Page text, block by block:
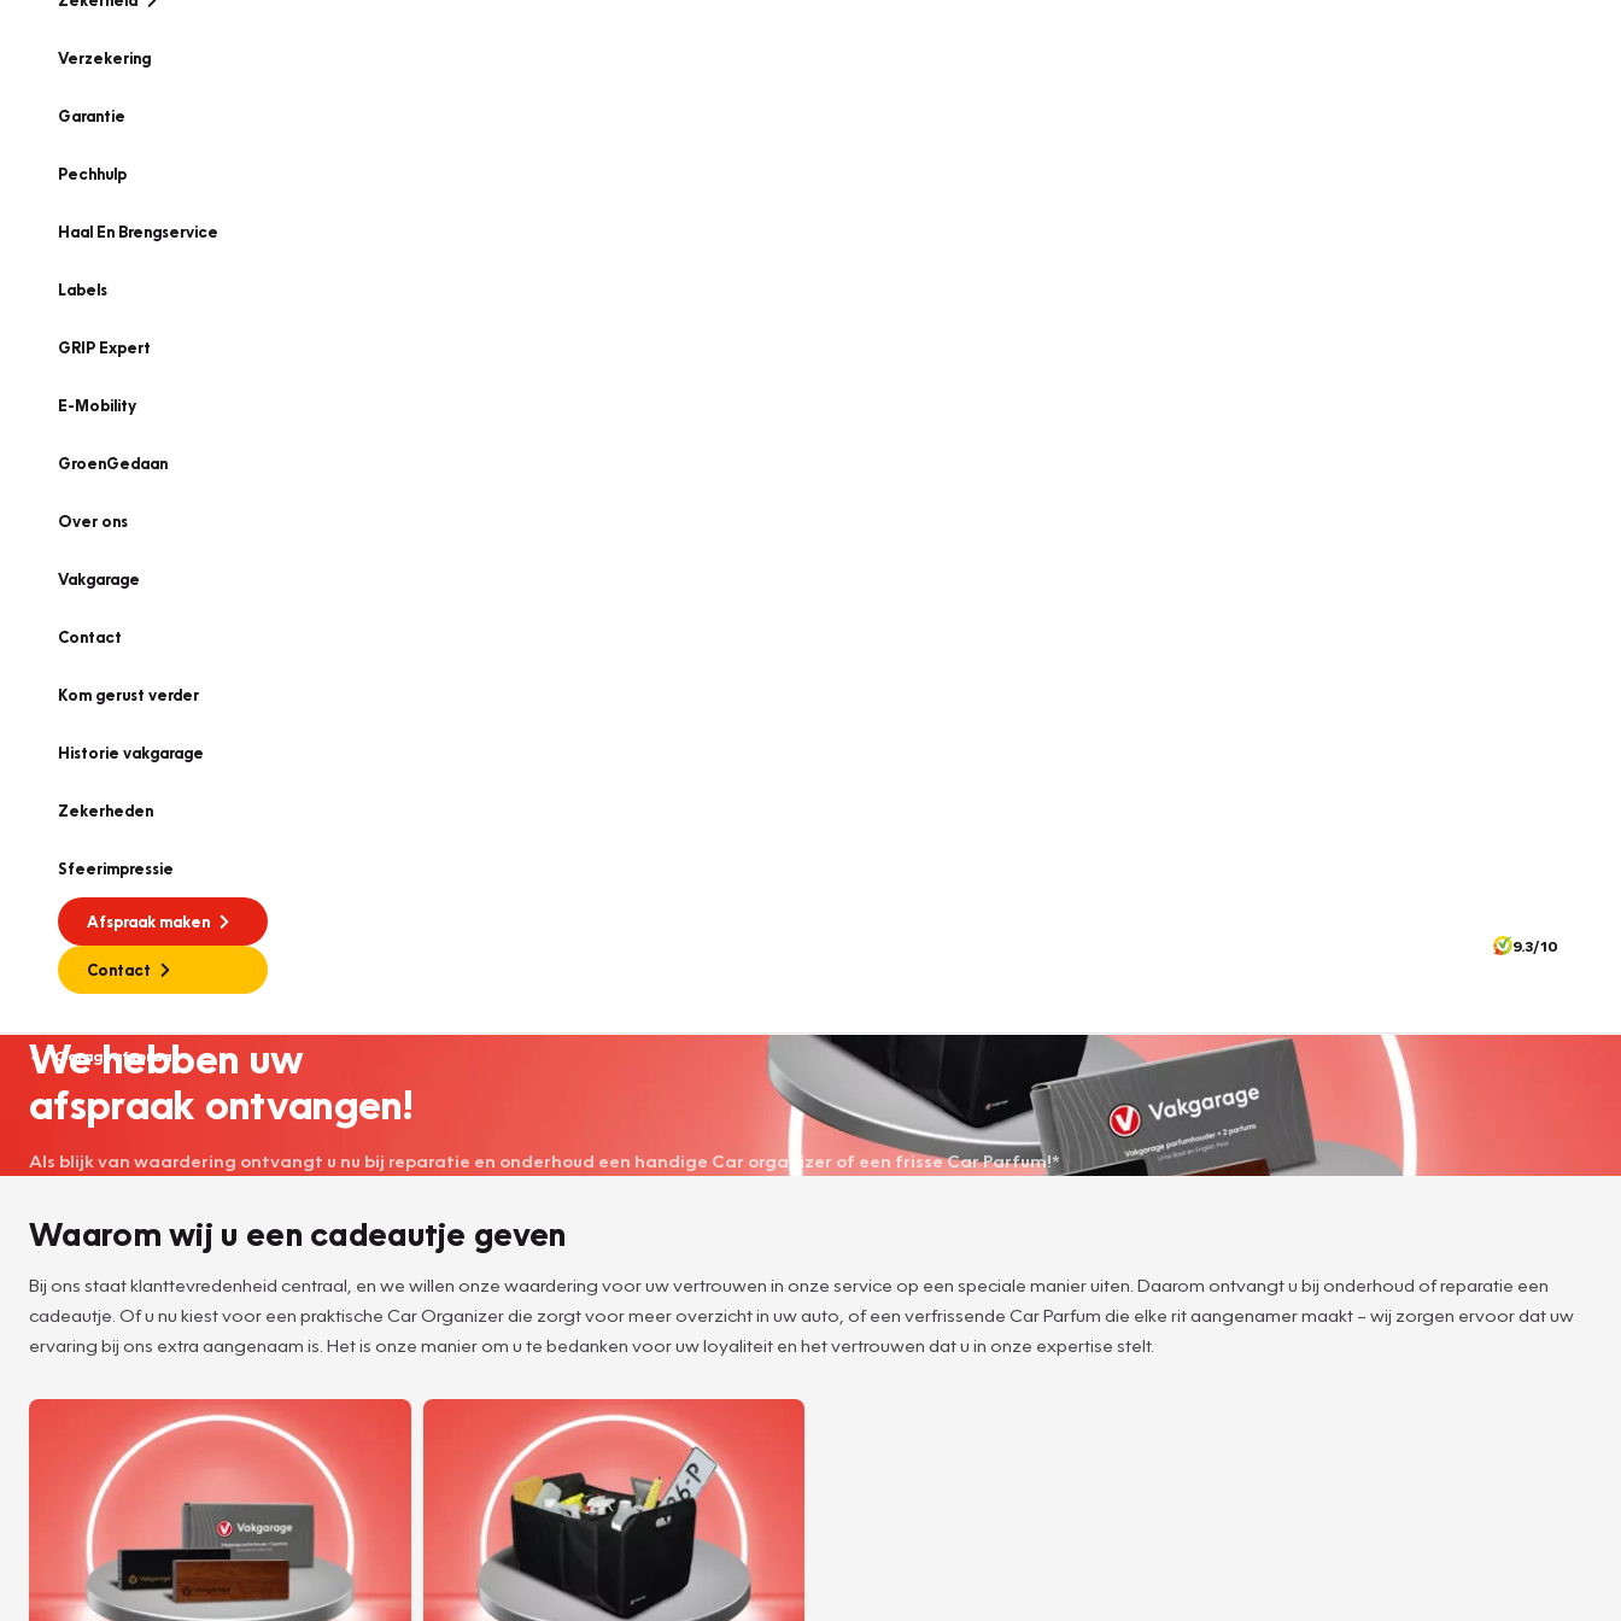
Verzekering
Garantie
Pechhulp
Haal En Brengservice
Labels
GRIP Expert
E-Mobility
GroenGedaan
Over ons
Vakgarage
Contact
Kom gerust verder
Historie vakgarage
Zekerheden
Sfeerimpressie
Afspraak maken
Contact
9.3/10
Garageafspraak
We hebben uw
afspraak ontvangen!
Als blijk van waardering ontvangt u nu bij reparatie en onderhoud een handige Car organizer of een frisse Car Parfum!*
Waarom wij u een cadeautje geven
Bij ons staat klanttevredenheid centraal, en we willen onze waardering voor uw vertrouwen in onze service op een speciale manier uiten. Daarom ontvangt u bij onderhoud of reparatie een
cadeautje. Of u nu kiest voor een praktische Car Organizer die zorgt voor meer overzicht in uw auto, of een verfrissende Car Parfum die elke rit aangenamer maakt – wij zorgen ervoor dat uw
ervaring bij ons extra aangenaam is. Het is onze manier om u te bedanken voor uw loyaliteit en het vertrouwen dat u in onze expertise stelt.